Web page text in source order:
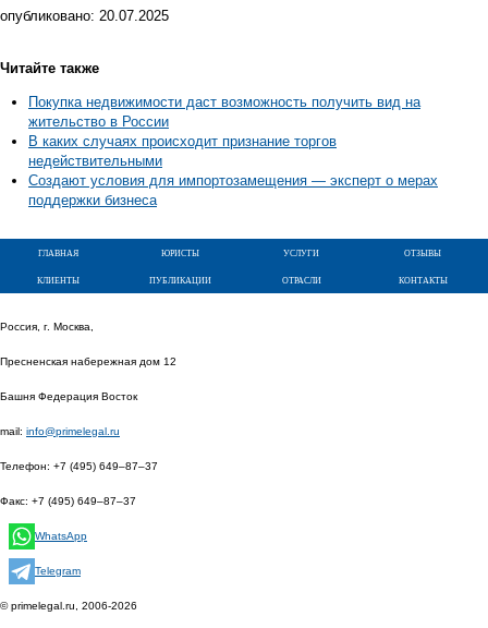
опубликовано: 20.07.2025
Читайте также
Покупка недвижимости даст возможность получить вид на
жительство в России
В каких случаях происходит признание торгов
недействительными
Создают условия для импортозамещения — эксперт о мерах
поддержки бизнеса
главная юристы услуги
отзывы
клиенты
публикации отрасли контакты
Россия, г. Москва,
Пресненская набережная дом 12
Башня Федерация Восток
mail: info@primelegal.ru
Телефон: +7 (495) 649–87–37
Факс: +7 (495) 649–87–37
WhatsApp
Telegram
© primelegal.ru, 2006-2026